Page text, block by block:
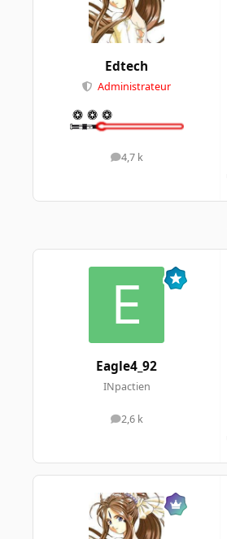
Edtech
Administrateur
4,7 k
messages
Eagle4_92
INpactien
2,6 k
messages